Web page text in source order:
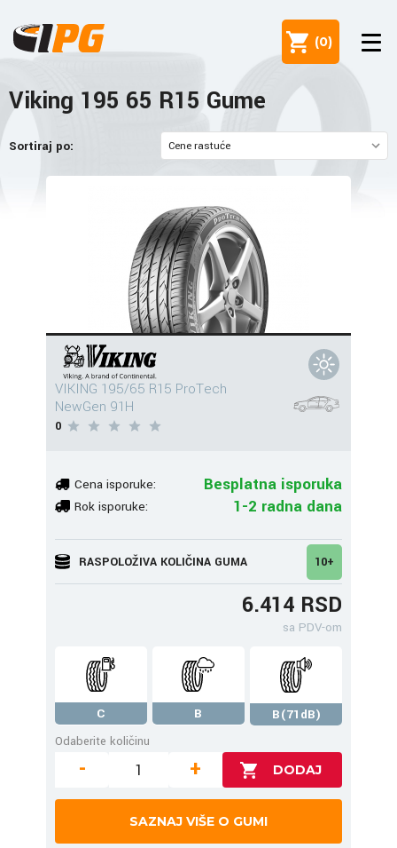
(0)
Viking 195 65 R15 Gume
Sortiraj po:
VIKING 195/65 R15 ProTech
NewGen 91H
0
Cena isporuke: Besplatna isporuka
Rok isporuke: 1-2 radna dana
RASPOLOŽIVA KOLIČINA GUMA 10+
6.414 RSD
sa PDV-om
C B
B(71dB)
Odaberite količinu
- +
SAZNAJ VIŠE O GUMI